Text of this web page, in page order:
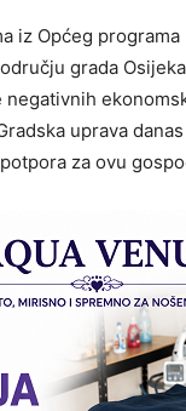
iz Općeg
grada
negativnih
uprava
za ovu